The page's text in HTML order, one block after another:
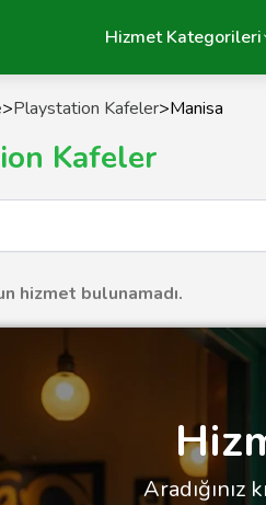
Hizmet Kategorileri
>Playstation Kafeler>Manisa
Kafeler
hizmet bulunamadı.